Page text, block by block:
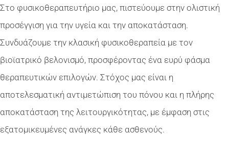
Στο φυσικοθεραπευτήριο μας, πιστεύουμε στην ολιστική
προσέγγιση για την υγεία και την αποκατάσταση.
Συνδυάζουμε την κλασική φυσικοθεραπεία με τον
βιοϊατρικό βελονισμό, προσφέροντας ένα ευρύ φάσμα
θεραπευτικών επιλογών. Στόχος μας είναι η
αποτελεσματική αντιμετώπιση του πόνου και η πλήρης
αποκατάσταση της λειτουργικότητας, με έμφαση στις
εξατομικευμένες ανάγκες κάθε ασθενούς.